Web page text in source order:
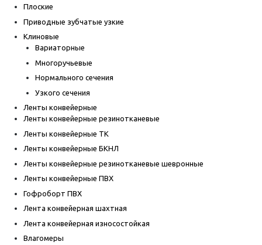
Плоские
Приводные зубчатые узкие
Клиновые
Вариаторные
Многоручьевые
Нормального сечения
Узкого сечения
Ленты конвейерные
Ленты конвейерные резинотканевые
Ленты конвейерные ТК
Ленты конвейерные БКНЛ
Ленты конвейерные резинотканевые шевронные
Ленты конвейерные ПВХ
Гофроборт ПВХ
Лента конвейерная шахтная
Лента конвейерная износостойкая
Влагомеры